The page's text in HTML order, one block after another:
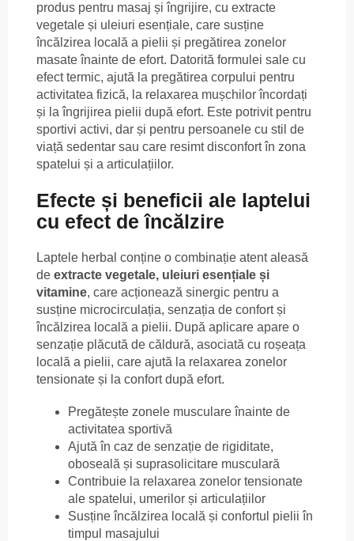
produs pentru masaj și îngrijire, cu extracte
vegetale și uleiuri esențiale, care susține
încălzirea locală a pielii și pregătirea zonelor
masate înainte de efort. Datorită formulei sale cu
efect termic, ajută la pregătirea corpului pentru
activitatea fizică, la relaxarea mușchilor încordați
și la îngrijirea pielii după efort. Este potrivit pentru
sportivi activi, dar și pentru persoanele cu stil de
viață sedentar sau care resimt disconfort în zona
spatelui și a articulațiilor.
Efecte și beneficii ale laptelui
cu efect de încălzire
Laptele herbal conține o combinație atent aleasă
de extracte vegetale, uleiuri esențiale și
vitamine, care acționează sinergic pentru a
susține microcirculația, senzația de confort și
încălzirea locală a pielii. După aplicare apare o
senzație plăcută de căldură, asociată cu roșeața
locală a pielii, care ajută la relaxarea zonelor
tensionate și la confort după efort.
Pregătește zonele musculare înainte de
activitatea sportivă
Ajută în caz de senzație de rigiditate,
oboseală și suprasolicitare musculară
Contribuie la relaxarea zonelor tensionate
ale spatelui, umerilor și articulațiilor
Susține încălzirea locală și confortul pielii în
timpul masajului